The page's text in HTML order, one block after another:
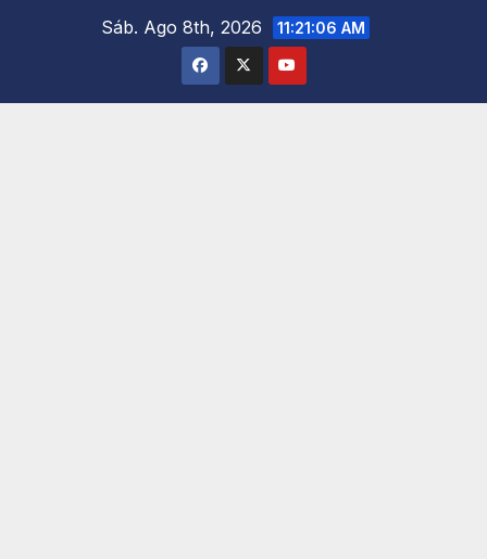
Sáb. Ago 8th, 2026 11:21:08 AM